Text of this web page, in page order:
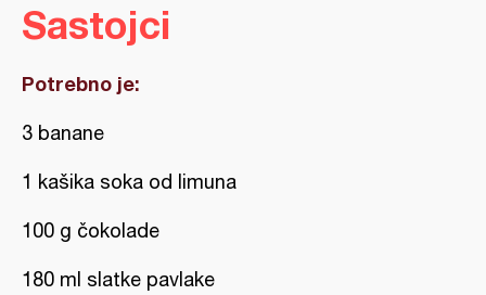
Sastojci
Potrebno je:
3 banane
1 kašika soka od limuna
100 g čokolade
180 ml slatke pavlake